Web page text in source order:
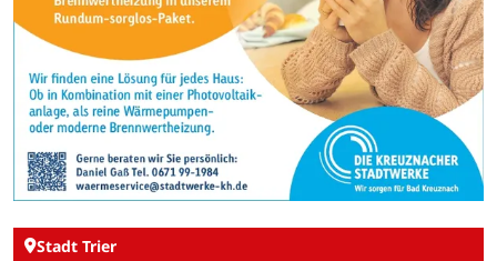
Stadt Trier